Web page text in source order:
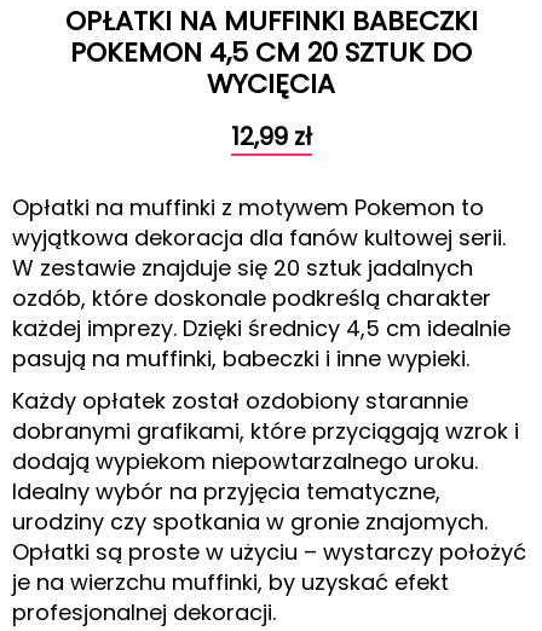
OPŁATKI NA MUFFINKI BABECZKI
POKEMON 4,5 CM 20 SZTUK DO
WYCIĘCIA
12,99 zł
Opłatki na muffinki z motywem Pokemon to
wyjątkowa dekoracja dla fanów kultowej serii.
W zestawie znajduje się 20 sztuk jadalnych
ozdób, które doskonale podkreślą charakter
każdej imprezy. Dzięki średnicy 4,5 cm idealnie
pasują na muffinki, babeczki i inne wypieki.
Każdy opłatek został ozdobiony starannie
dobranymi grafikami, które przyciągają wzrok i
dodają wypiekom niepowtarzalnego uroku.
Idealny wybór na przyjęcia tematyczne,
urodziny czy spotkania w gronie znajomych.
Opłatki są proste w użyciu – wystarczy położyć
je na wierzchu muffinki, by uzyskać efekt
profesjonalnej dekoracji.